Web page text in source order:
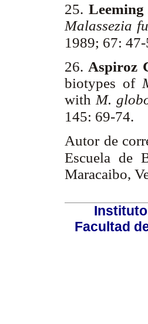
25.
Malassezia
1989; 67:
26. Aspiroz
biotypes of
with M.
145: 69-74.
Autor de
Escuela de
Maracaibo,
Facultad